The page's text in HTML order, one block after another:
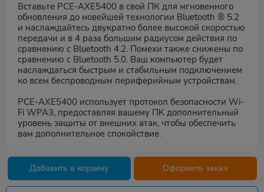
Вставьте PCE-AXE5400 в свой ПК для мгновенного
обновления до новейшей технологии Bluetooth ® 5.2
и наслаждайтесь двукратно более высокой скоростью
передачи и в 4 раза большим радиусом действия по
сравнению с Bluetooth 4.2. Помехи также снижены по
сравнению с Bluetooth 5.0. Ваш компьютер будет
наслаждаться быстрым и стабильным подключением
ко всем беспроводным периферийным устройствам.
PCE-AXE5400 использует протокол безопасности Wi-
Fi WPA3, предоставляя вашему ПК дополнительный
уровень защиты от внешних атак, чтобы обеспечить
вам дополнительное спокойствие.
Добавить в корзину Оформить заказ